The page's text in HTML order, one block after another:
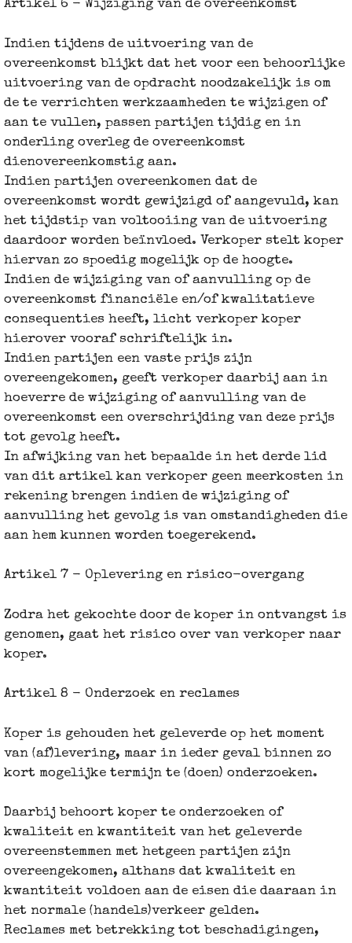
Artikel 6 - Wijziging van de overeenkomst
Indien tijdens de uitvoering van de
overeenkomst blijkt dat het voor een behoorlijke
uitvoering van de opdracht noodzakelijk is om
de te verrichten werkzaamheden te wijzigen of
aan te vullen, passen partijen tijdig en in
onderling overleg de overeenkomst
dienovereenkomstig aan.
Indien partijen overeenkomen dat de
overeenkomst wordt gewijzigd of aangevuld, kan
het tijdstip van voltooiing van de uitvoering
daardoor worden beïnvloed. Verkoper stelt koper
hiervan zo spoedig mogelijk op de hoogte.
Indien de wijziging van of aanvulling op de
overeenkomst financiële en/of kwalitatieve
consequenties heeft, licht verkoper koper
hierover vooraf schriftelijk in.
Indien partijen een vaste prijs zijn
overeengekomen, geeft verkoper daarbij aan in
hoeverre de wijziging of aanvulling van de
overeenkomst een overschrijding van deze prijs
tot gevolg heeft.
In afwijking van het bepaalde in het derde lid
van dit artikel kan verkoper geen meerkosten in
rekening brengen indien de wijziging of
aanvulling het gevolg is van omstandigheden die
aan hem kunnen worden toegerekend.
Artikel 7 - Oplevering en risico-overgang
Zodra het gekochte door de koper in ontvangst is
genomen, gaat het risico over van verkoper naar
koper.
Artikel 8 - Onderzoek en reclames
Koper is gehouden het geleverde op het moment
van (af)levering, maar in ieder geval binnen zo
kort mogelijke termijn te (doen) onderzoeken.
Daarbij behoort koper te onderzoeken of
kwaliteit en kwantiteit van het geleverde
overeenstemmen met hetgeen partijen zijn
overeengekomen, althans dat kwaliteit en
kwantiteit voldoen aan de eisen die daaraan in
het normale (handels)verkeer gelden.
Reclames met betrekking tot beschadigingen,